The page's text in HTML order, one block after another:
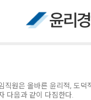
윤리
직원은 올바른 윤리적, 도
다음과 같이 다짐한다.